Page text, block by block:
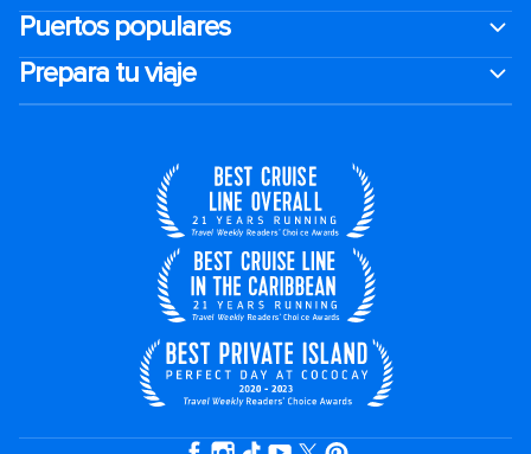
Puertos populares
Prepara tu viaje